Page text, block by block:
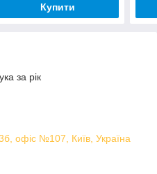
Купити
за рік
офіс №107, Київ, Україна